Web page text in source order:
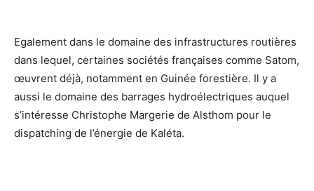
Egalement dans le domaine des infrastructures routières
dans lequel, certaines sociétés françaises comme Satom,
œuvrent déjà, notamment en Guinée forestière. Il y a
aussi le domaine des barrages hydroélectriques auquel
s’intéresse Christophe Margerie de Alsthom pour le
dispatching de l’énergie de Kaléta.